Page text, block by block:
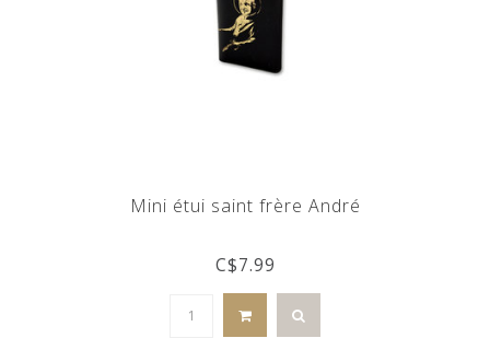
Mini étui saint frère André
C$7.99